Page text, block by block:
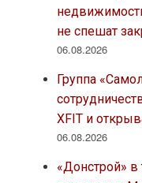
не спешат
06.08.2026
Группа
XFIT и
06.08.2026
«Донстрой» в